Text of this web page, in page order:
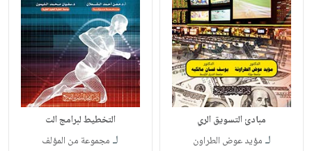
مبادئ التسويق الري
لـ مؤيد عوض الطراون
التخطيط لبرامج الت
لـ مجموعة من المؤلف